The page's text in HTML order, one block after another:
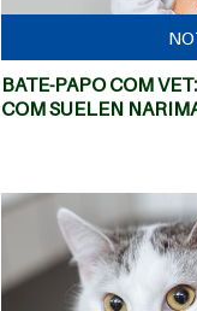
BATE-PAPO COM
COM SUELEN